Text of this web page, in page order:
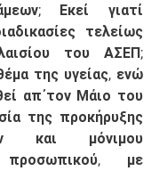
Εκεί γιατί
τελείως
του ΑΣΕΠ;
της υγείας, ενώ
απ΄τον Μάιο του
της προκήρυξης
και μόνιμου
προσωπικού, με